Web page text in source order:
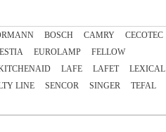
BOSCH CAMRY
CECOTEC
ESTIA EUROLAMP
FELLOW
LAFE LAFET
LEXICAL
LINE SENCOR SINGER
TEFAL